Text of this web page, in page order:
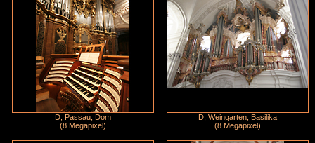
D, Passau, Dom
(8 Megapixel)
D, Weingarten, Basilika
(8 Megapixel)